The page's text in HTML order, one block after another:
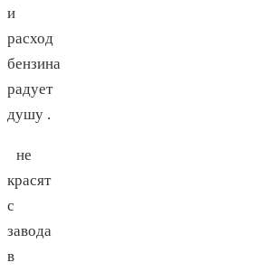
и
расход
бензина
радует
душу .
не
красят
с
завода
в